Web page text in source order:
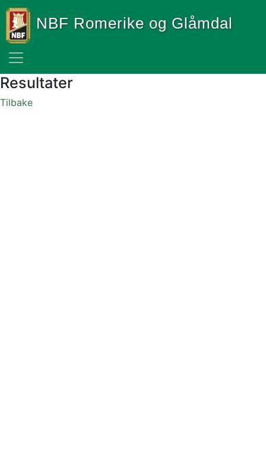
NBF Romerike og Glåmdal
Resultater
Tilbake